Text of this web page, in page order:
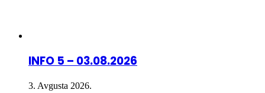
INFO 5 – 03.08.2026
3. Avgusta 2026.